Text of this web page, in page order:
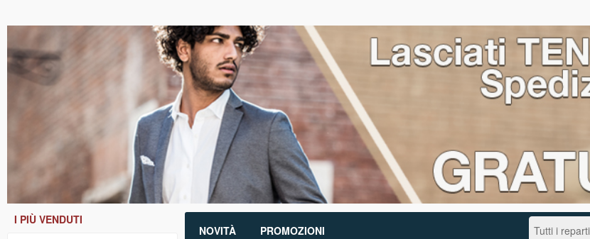
NOVITÀ PROMOZIONI
I PIÙ VENDUTI